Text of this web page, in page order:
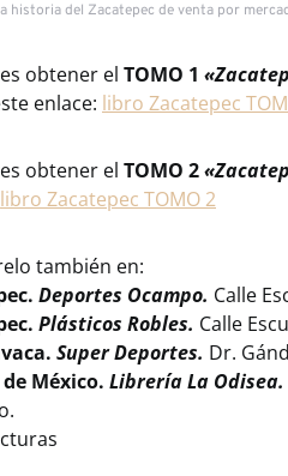
historia del Zacatepec de venta por
obtener el TOMO 1
enlace: libro Zacatepec
obtener el TOMO 2
libro Zacatepec TOMO 2
también en:
Deportes Ocampo. Calle
Plásticos Robles. Calle
Super Deportes. Dr.
México. Librería La Odisea.